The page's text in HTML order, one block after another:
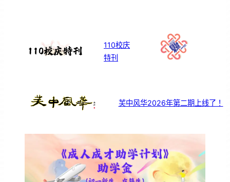
110校庆
特刊
芙中风华2026年第二期上线了！